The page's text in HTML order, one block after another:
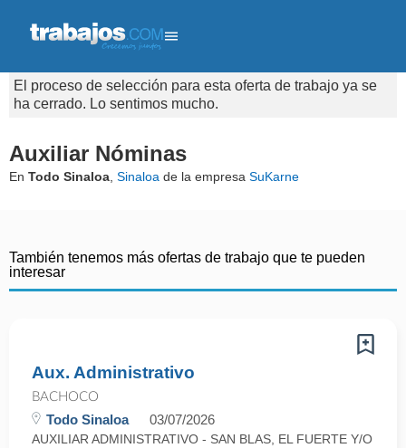
El proceso de selección para esta oferta de trabajo ya se
ha cerrado. Lo sentimos mucho.
Auxiliar Nóminas
En Todo Sinaloa Sinaloa de la empresa SuKarne
También tenemos más ofertas de trabajo que te pueden
interesar
Aux. Administrativo
BACHOCO
Todo Sinaloa 03/07/2026
AUXILIAR ADMINISTRATIVO - SAN BLAS, EL FUERTE Y/O